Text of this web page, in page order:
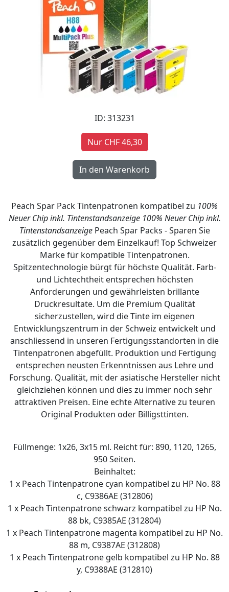
ID: 313231
Nur CHF 46,30
Peach Spar Pack Tintenpatronen kompatibel zu 100%
Neuer Chip inkl. Tintenstandsanzeige 100% Neuer Chip inkl.
TintenstandsanzeigePeach Spar Packs - Sparen Sie
zusätzlich gegenüber dem Einzelkauf! Top Schweizer
Marke für kompatible Tintenpatronen.
Spitzentechnologie bürgt für höchste Qualität. Farb-
und Lichtechtheit entsprechen höchsten
Anforderungen und gewährleisten brillante
Druckresultate. Um die Premium Qualität
sicherzustellen, wird die Tinte im eigenen
Entwicklungszentrum in der Schweiz entwickelt und
anschliessend in unseren Fertigungsstandorten in die
Tintenpatronen abgefüllt. Produktion und Fertigung
entsprechen neusten Erkenntnissen aus Lehre und
Forschung. Qualität, mit der asiatische Hersteller nicht
gleichziehen können und dies zu immer noch sehr
attraktiven Preisen. Eine echte Alternative zu teuren
Original Produkten oder Billigsttinten.
Füllmenge: 1x26, 3x15 ml. Reicht für: 890, 1120, 1265,
950 Seiten.
Beinhaltet:
1 x Peach Tintenpatrone cyan kompatibel zu HP No. 88
c, C9386AE (312806)
1 x Peach Tintenpatrone schwarz kompatibel zu HP No.
88 bk, C9385AE (312804)
1 x Peach Tintenpatrone magenta kompatibel zu HP No.
88 m, C9387AE (312808)
1 x Peach Tintenpatrone gelb kompatibel zu HP No. 88
y, C9388AE (312810)